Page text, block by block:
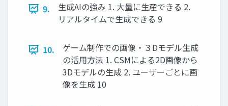
9.
生成AIの強み 1. 大量に生産できる 2.
リアルタイムで生成できる 9
10.
ゲーム制作での画像・３Dモデル生成
の活用方法 1. CSMによる2D画像から
3Dモデルの生成 2. ユーザーごとに画
像を生成 10